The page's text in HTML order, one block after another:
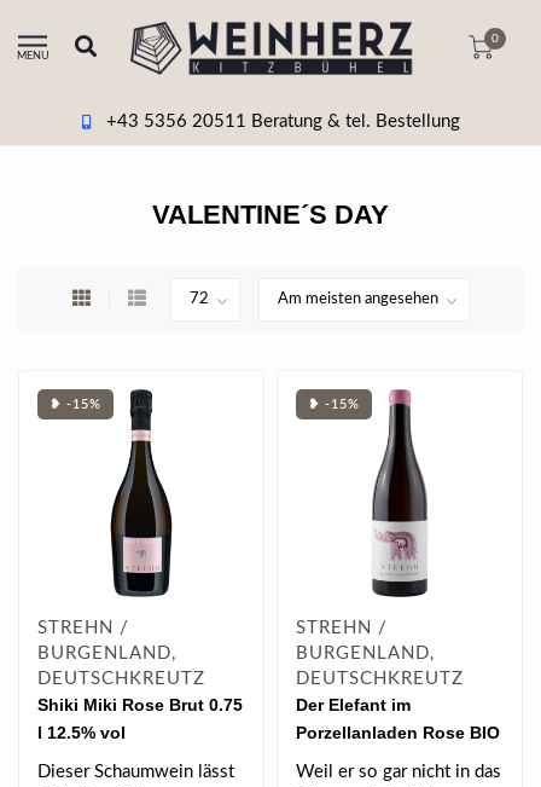
MENU
0
+43 5356 20511 Beratung & tel. Bestellung
VALENTINE´S DAY
❥ -15%
STREHN /
BURGENLAND,
DEUTSCHKREUTZ
Shiki Miki Rose Brut 0.75
l 12.5% vol
Dieser Schaumwein lässt
❥ -15%
STREHN /
BURGENLAND,
DEUTSCHKREUTZ
Der Elefant im
Porzellanladen Rose BIO
2024 0.75 l
Weil er so gar nicht in das